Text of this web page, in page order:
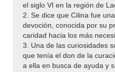
el siglo VI en la región de
2. Se dice que Cilina fue
devoción, conocida por su
caridad hacia los más
3. Una de las curiosidades
que tenía el don de la
a ella en busca de ayuda y